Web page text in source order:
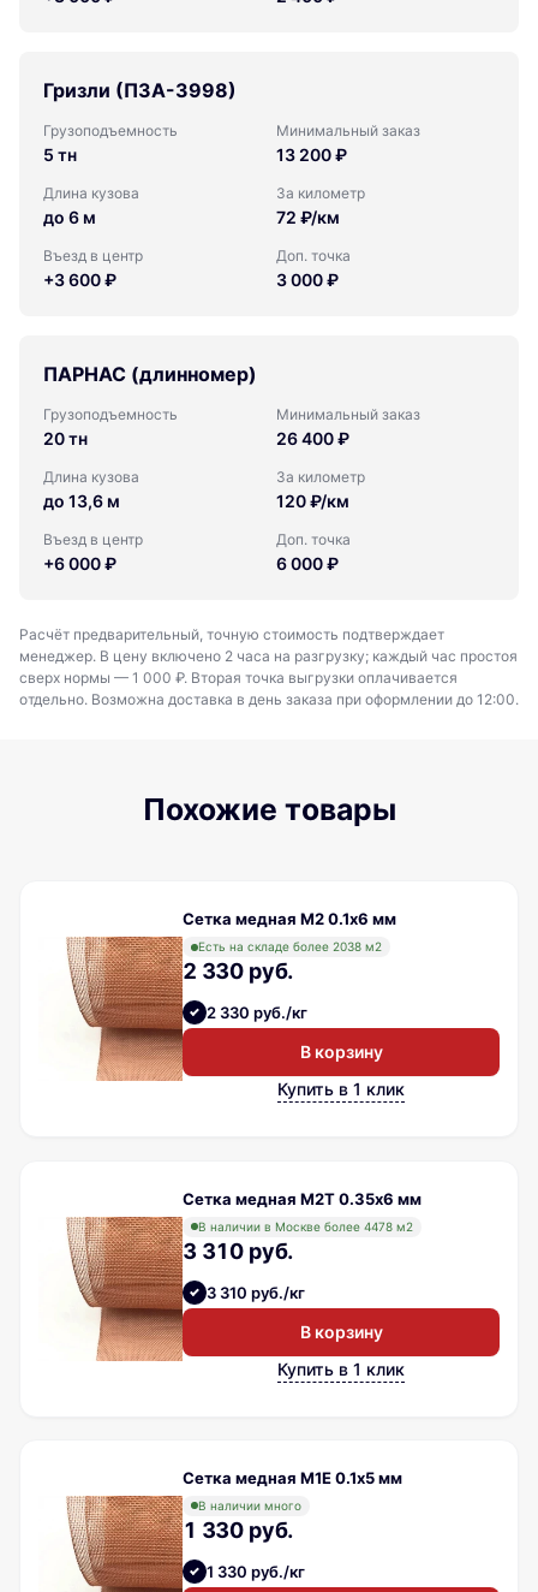
Гризли (ПЗА-3998)
Грузоподъемность
5 тн
Минимальный заказ
13 200 ₽
Длина кузова
до 6 м
За километр
72 ₽/км
Въезд в центр
+3 600 ₽
Доп. точка
3 000 ₽
ПАРНАС (длинномер)
Грузоподъемность
20 тн
Минимальный заказ
26 400 ₽
Длина кузова
до 13,6 м
За километр
120 ₽/км
Въезд в центр
+6 000 ₽
Доп. точка
6 000 ₽
Расчёт предварительный, точную стоимость подтверждает
менеджер. В цену включено 2 часа на разгрузку; каждый час простоя
сверх нормы — 1 000 ₽. Вторая точка выгрузки оплачивается
отдельно. Возможна доставка в день заказа при оформлении до 12:00.
Похожие товары
Сетка медная М2 0.1х6 мм
Есть на складе более 2038 м2
2 330 руб.
2 330 руб./кг
В корзину
Купить в 1 клик
Сетка медная М2Т 0.35х6 мм
В наличии в Москве более 4478 м2
3 310 руб.
3 310 руб./кг
В корзину
Купить в 1 клик
Сетка медная М1Е 0.1х5 мм
В наличии много
1 330 руб.
1 330 руб./кг